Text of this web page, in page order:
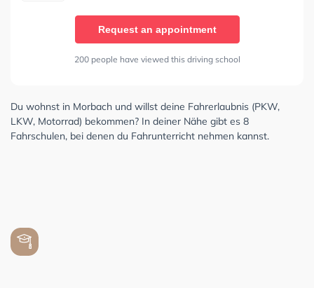
Request an appointment
200 people have viewed this driving school
Du wohnst in Morbach und willst deine Fahrerlaubnis (PKW,
LKW, Motorrad) bekommen? In deiner Nähe gibt es 8
Fahrschulen, bei denen du Fahrunterricht nehmen kannst.